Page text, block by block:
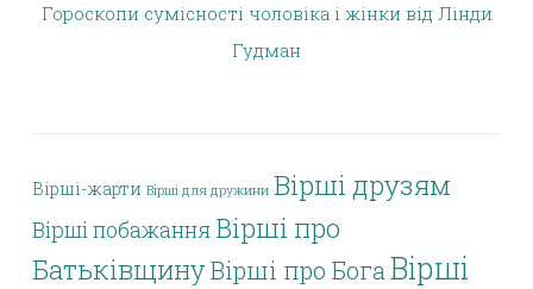
Гороскопи сумісності чоловіка і жінки від Лінди
Гудман
Вірші-жарти Вірші для дружини Вірші друзям
Вірші побажання Вірші про
БатьківщинуВірші про БогаВірші